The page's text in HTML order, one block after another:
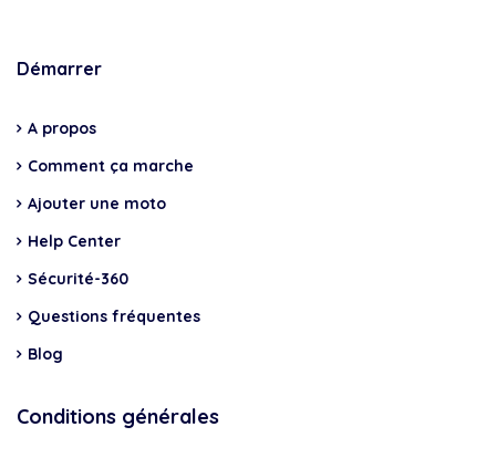
Démarrer
A propos
Comment ça marche
Ajouter une moto
Help Center
Sécurité-360
Questions fréquentes
Blog
Conditions générales